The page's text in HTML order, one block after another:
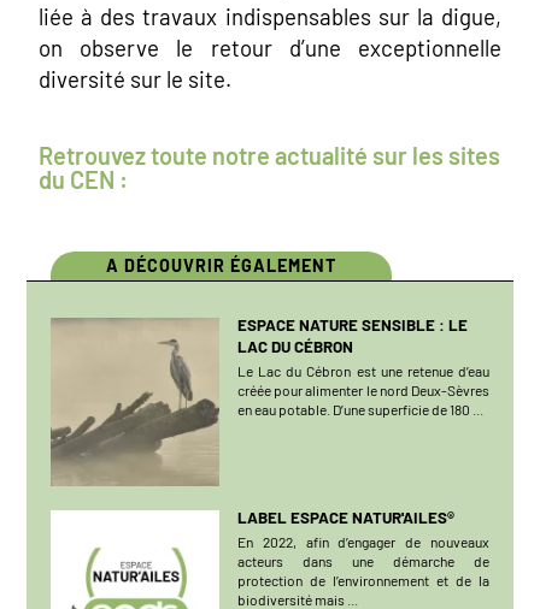
liée à des travaux indispensables sur la digue,
on observe le retour d’une exceptionnelle
diversité sur le site.
Retrouvez toute notre actualité sur les sites
du CEN :
A DÉCOUVRIR ÉGALEMENT
ESPACE NATURE SENSIBLE : LE
LAC DU CÉBRON
Le Lac du Cébron est une retenue d’eau
créée pour alimenter le nord Deux-Sèvres
en eau potable. D’une superficie de 180 ...
LABEL ESPACE NATUR'AILES®
En 2022, afin d’engager de nouveaux
acteurs dans une démarche de
protection de l’environnement et de la
biodiversité mais ...